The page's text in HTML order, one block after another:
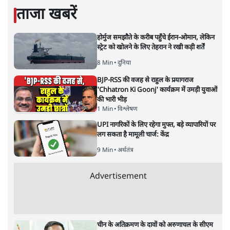
की और स्टोरी पढ़ें
जब फ़िल्म की समीक्षा सात कॉलम में
छाप दी!
सिनेमा| अजय ब्रह्मात्मज| 20 NOV, 2020